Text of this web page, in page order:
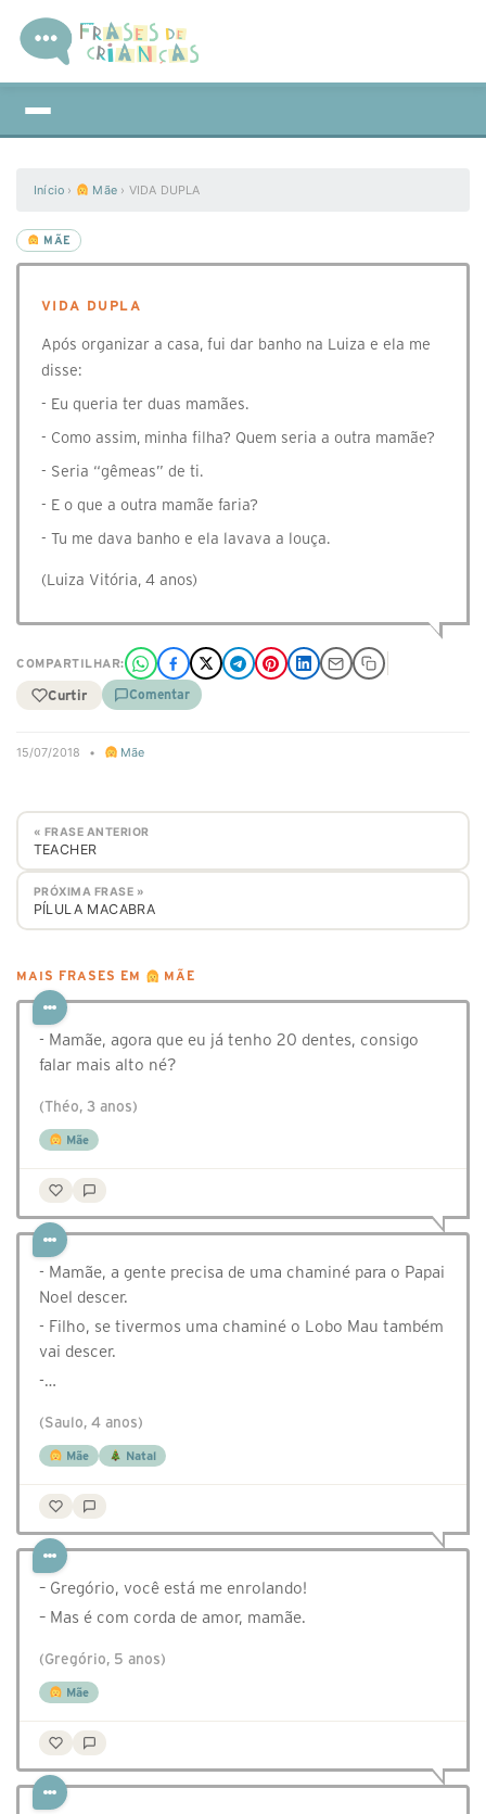
Início › Mãe › VIDA DUPLA
MÃE
VIDA DUPLA
Após organizar a casa, fui dar banho na Luiza e ela me
disse:
- Eu queria ter duas mamães.
- Como assim, minha filha? Quem seria a outra mamãe?
- Seria “gêmeas” de ti.
- E o que a outra mamãe faria?
- Tu me dava banho e ela lavava a louça.
(Luiza Vitória, 4 anos)
COMPARTILHAR:
Curtir Comentar
15/07/2018 • Mãe
« FRASE ANTERIOR
TEACHER
PRÓXIMA FRASE »
PÍLULA MACABRA
MAIS FRASES EM MÃE
- Mamãe, agora que eu já tenho 20 dentes, consigo
falar mais alto né?
(Théo, 3 anos)
Mãe
- Mamãe, a gente precisa de uma chaminé para o Papai
Noel descer.
- Filho, se tivermos uma chaminé o Lobo Mau também
vai descer.
-…
(Saulo, 4 anos)
Mãe Natal
– Gregório, você está me enrolando!
– Mas é com corda de amor, mamãe.
(Gregório, 5 anos)
Mãe